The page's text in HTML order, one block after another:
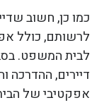
כמו כן, חשוב
לרשותם, כולל
לבית המשפט.
דיירים, ההדרכה
אפקטיבי של